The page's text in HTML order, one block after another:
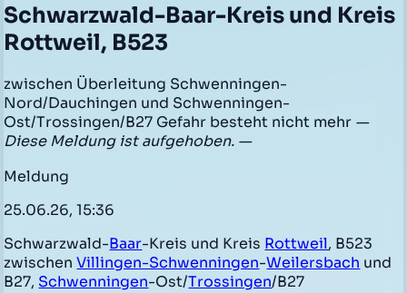
Schwarzwald-Baar-Kreis und Kreis
Rottweil, B523
zwischen Überleitung Schwenningen-
Nord/Dauchingen und Schwenningen-
Ost/Trossingen/B27 Gefahr besteht nicht mehr —
Diese Meldung ist aufgehoben. —
Meldung
25.06.26, 15:36
Schwarzwald-Baar-Kreis und Kreis Rottweil, B523
zwischenVillingen-Schwenningen-Weilersbach und
B27, Schwenningen-Ost/Trossingen/B27